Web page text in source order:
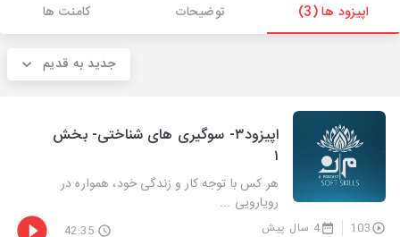
اپیزود ها (3)
توضیحات کامنت ها
جدید به قدیم
اپیزود۳- سوگیری های شناختی- بخش
۱
هر کس با توجه کار و زندگی خود، همواره در
رویارویی ...
103 4 سال پیش 42:35